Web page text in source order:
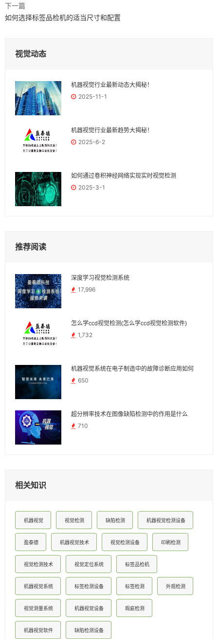
下一篇
如何选择标签品检机的适当尺寸和配置
视觉动态
机器视觉行业最新动态大揭秘！
2025-11-1
机器视觉行业最新趋势大揭秘！
2025-6-2
如何通过卷积神经网络实现实时视觉检测
2025-3-1
推荐阅读
深度学习视觉检测系统
17,996
怎么学ccd视觉检测(怎么学ccd视觉检测软件)
1,732
机器视觉系统在电子制造中的故障诊断应用如何
650
超分辨率技术在图像缺陷检测中的作用是什么
710
相关知识
机器视觉 视觉检测 缺陷检测 机器视觉检测设备
盈泰德 机器视觉技术 视觉检测设备 印刷检测
视觉检测技术 视觉定位系统 标签品检机
机器视觉系统 标签检测设备 标签检测 外观检测
视觉测量系统 机器视觉设备 瑕疵检测
机器视觉软件 缺陷检测设备